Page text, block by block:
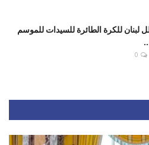
لبنان للكرة الطائرة للسيدات للموسم
0